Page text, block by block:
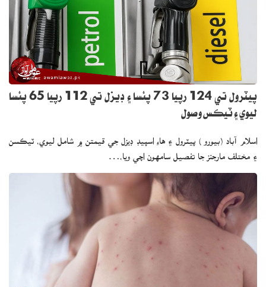
پيٽرول تي 124 رپيا 73 پئسا ۽ ڊيزل تي 112 رپيا 65 پئسا
ليوي ۽ ٽيڪس وصول
اسلام آباد (بيورو ) پيٽرول ۽ هاءِ اسپيڊ ڊيزل جي قيمتن ۾ شامل ليوي، ٽيڪسن
۽ مختلف مارجنز جا تفصيل سامهون اچي ويا،…